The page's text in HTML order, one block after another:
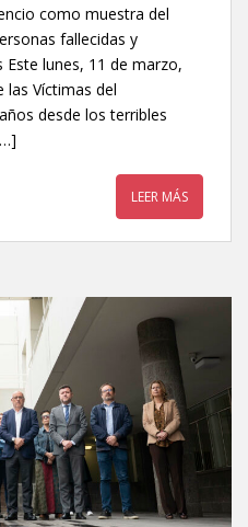
como muestra del
fallecidas y
lunes, 11 de marzo,
las Víctimas del
desde los terribles
LEER MÁS